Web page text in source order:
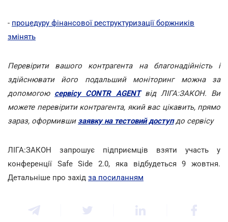
- процедуру фінансової реструктуризації боржників
змінять
Перевірити вашого контрагента на благонадійність і
здійснювати його подальший моніторинг можна за
допомогою сервісу CONTR AGENTвід ЛІГА:ЗАКОН. Ви
можете перевірити контрагента, який вас цікавить, прямо
зараз, оформивши заявку на тестовий доступдо сервісу
ЛІГА:ЗАКОН запрошує підприємців взяти участь у
конференції Safe Side 2.0, яка відбудеться 9 жовтня.
Детальніше про захід за посиланням